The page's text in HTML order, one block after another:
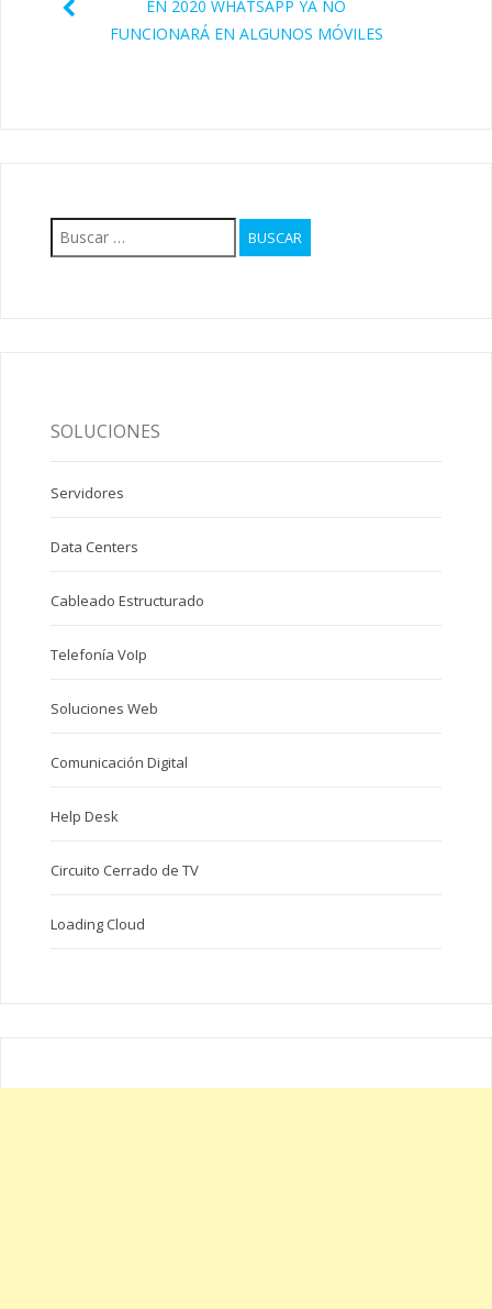
EN 2020 WHATSAPP YA NO
FUNCIONARÁ EN ALGUNOS MÓVILES
Buscar:
SOLUCIONES
Servidores
Data Centers
Cableado Estructurado
Telefonía VoIp
Soluciones Web
Comunicación Digital
Help Desk
Circuito Cerrado de TV
Loading Cloud